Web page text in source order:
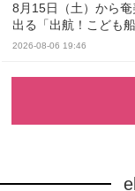
8月15日（土）から
出る「出航！こども
2026-08-06 19:46